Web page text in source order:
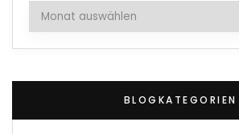
Archiv
BLOGKATEGORIEN